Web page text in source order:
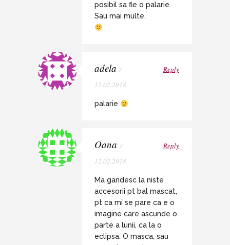
posibil sa fie o palarie.
Sau mai multe.
adela /
12.02.2018
Reply
palarie
Oana /
12.02.2018
Reply
Ma gandesc la niste
accesorii pt bal mascat,
pt ca mi se pare ca e o
imagine care ascunde o
parte a lunii, ca la o
eclipsa. O masca, sau